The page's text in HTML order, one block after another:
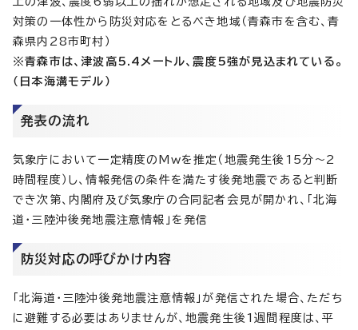
対策の一体性から防災対応をとるべき地域（青森市を含む、青
森県内28市町村）
※青森市は、津波高5.4メートル、震度5強が見込まれている。
（日本海溝モデル）
発表の流れ
気象庁において一定精度のMwを推定（地震発生後15分～2
時間程度）し、情報発信の条件を満たす後発地震であると判断
でき次第、内閣府及び気象庁の合同記者会見が開かれ、「北海
道・三陸沖後発地震注意情報」を発信
防災対応の呼びかけ内容
「北海道・三陸沖後発地震注意情報」が発信された場合、ただち
に避難する必要はありませんが、地震発生後1週間程度は、平